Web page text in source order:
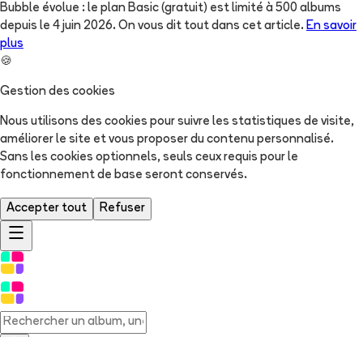
Bubble évolue : le plan Basic (gratuit) est limité à 500 albums
depuis le 4 juin 2026. On vous dit tout dans cet article. En savoir
plus
🍪
Gestion des cookies
Nous utilisons des cookies pour suivre les statistiques de visite,
améliorer le site et vous proposer du contenu personnalisé.
Sans les cookies optionnels, seuls ceux requis pour le
fonctionnement de base seront conservés.
Accepter tout Refuser